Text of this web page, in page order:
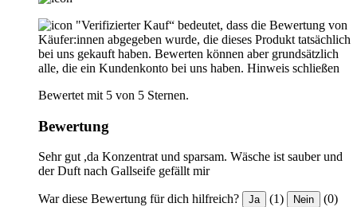
"Verifizierter Kauf“ bedeutet, dass die Bewertung von
Käufer:innen abgegeben wurde, die dieses Produkt tatsächlich
bei uns gekauft haben. Bewerten können aber grundsätzlich
alle, die ein Kundenkonto bei uns haben. Hinweis schließen
Bewertet mit 5 von 5 Sternen.
Bewertung
Sehr gut ,da Konzentrat und sparsam. Wäsche ist sauber und
der Duft nach Gallseife gefällt mir
War diese Bewertung für dich hilfreich? Ja (1) Nein (0)